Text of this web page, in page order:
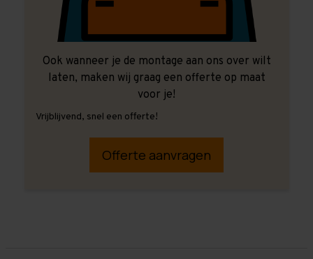
Ook wanneer je de montage aan ons over wilt
laten, maken wij graag een offerte op maat
voor je!
Vrijblijvend, snel een offerte!
Offerte aanvragen